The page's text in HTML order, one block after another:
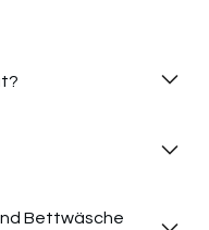
Bettwäsche